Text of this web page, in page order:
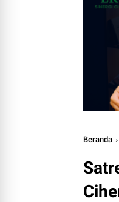
Beranda